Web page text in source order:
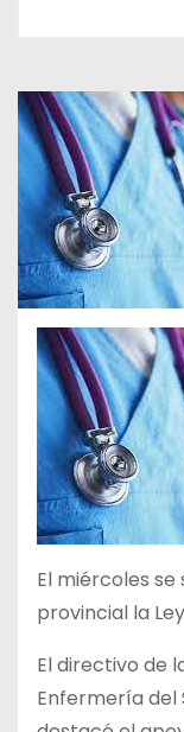
El miércoles
provincial la
El directivo de
Enfermería del